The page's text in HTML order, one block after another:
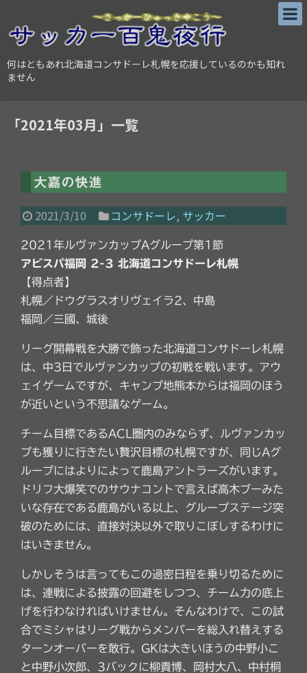
何はともあれ北海道コンサドーレ札幌を応援しているのかも知れ
ません
「2021年03月 」 一覧
大嘉の快進
2021/3/10 コンサドーレ, サッカー
2021年ルヴァンカップAグループ第1節
アビスパ福岡 2-3 北海道コンサドーレ札幌
【得点者】
札幌／ドウグラスオリヴェイラ2、中島
福岡／三國、城後
リーグ開幕戦を大勝で飾った北海道コンサドーレ札幌
は、中3日でルヴァンカップの初戦を戦います。アウ
ェイゲームですが、キャンプ地熊本からは福岡のほう
が近いという不思議なゲーム。
チーム目標であるACL圏内のみならず、ルヴァンカッ
プも獲りに行きたい贅沢目標の札幌ですが、同じAグ
ループにはよりによって鹿島アントラーズがいます。
ドリフ大爆笑でのサウナコントで言えば高木ブーみた
いな存在である鹿島がいる以上、グループステージ突
破のためには、直接対決以外で取りこぼしするわけに
はいきません。
しかしそうは言ってもこの過密日程を乗り切るために
は、連戦による披露の回避をしつつ、チーム力の底上
げを行わなければいけません。そんなわけで、この試
合でミシャはリーグ戦からメンバーを総入れ替えする
ターンオーバーを敢行。GKは大きいほうの中野小こ
と中野小次郎、3バックに柳貴博、岡村大八、中村桐